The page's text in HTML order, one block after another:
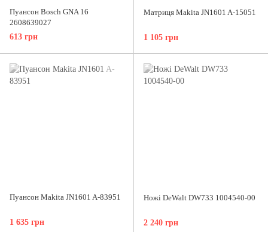
Пуансон Bosch GNA 16
2608639027
613 грн
Матриця Makita JN1601 A-15051
1 105 грн
Пуансон Makita JN1601 A-83951
1 635 грн
Ножі DeWalt DW733 1004540-00
2 240 грн